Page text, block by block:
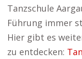
Tanzschule
Führung immer
Hier gibt es
zu entdecken: